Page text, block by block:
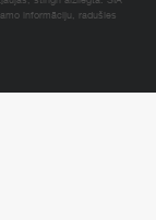
informāciju, radušies